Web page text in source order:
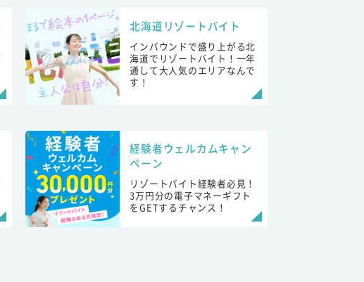
北海道リゾートバイト
インバウンドで盛り上がる北
海道でリゾートバイト！一年
通して大人気のエリアなんで
す！
経験者ウェルカムキャン
ペーン
リゾートバイト経験者必見！
3万円分の電子マネーギフト
をGETするチャンス！